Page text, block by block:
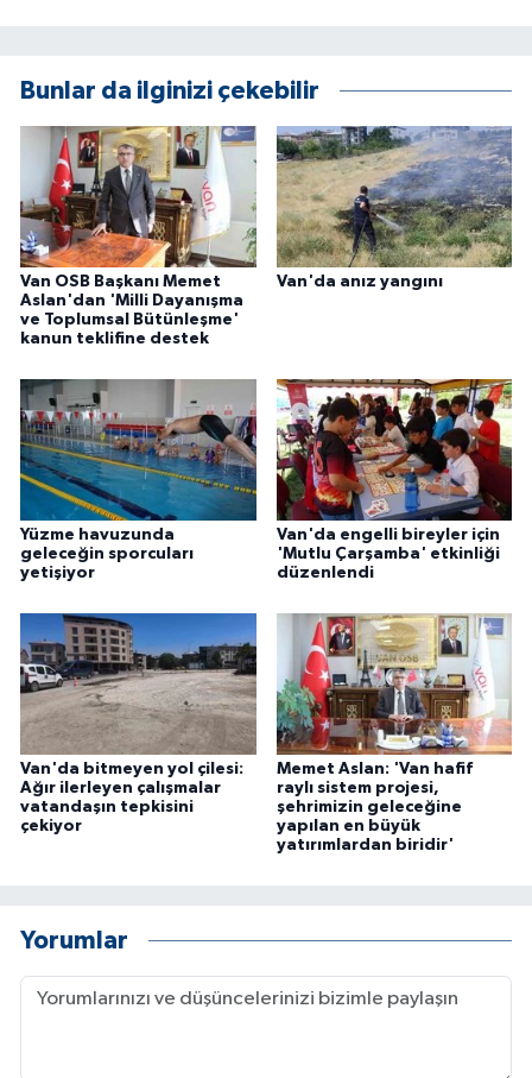
Bunlar da ilginizi çekebilir
Van OSB Başkanı Memet
Aslan'dan 'Milli Dayanışma
ve Toplumsal Bütünleşme'
kanun teklifine destek
Van'da anız yangını
Yüzme havuzunda
geleceğin sporcuları
yetişiyor
Van'da engelli bireyler için
'Mutlu Çarşamba' etkinliği
düzenlendi
Van'da bitmeyen yol çilesi:
Ağır ilerleyen çalışmalar
vatandaşın tepkisini
çekiyor
Memet Aslan: 'Van hafif
raylı sistem projesi,
şehrimizin geleceğine
yapılan en büyük
yatırımlardan biridir'
Yorumlar